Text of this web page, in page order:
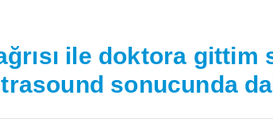
ile doktora gittim
sonucunda